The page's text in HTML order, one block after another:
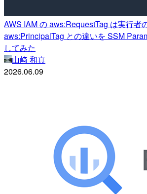
AWS IAM の aws:RequestTag は実行者
aws:PrincipalTag との違いを SSM
してみた
山﨑 和真
2026.06.09